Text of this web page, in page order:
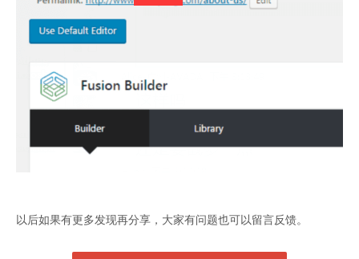
以后如果有更多发现再分享，大家有问题也可以留言反馈。